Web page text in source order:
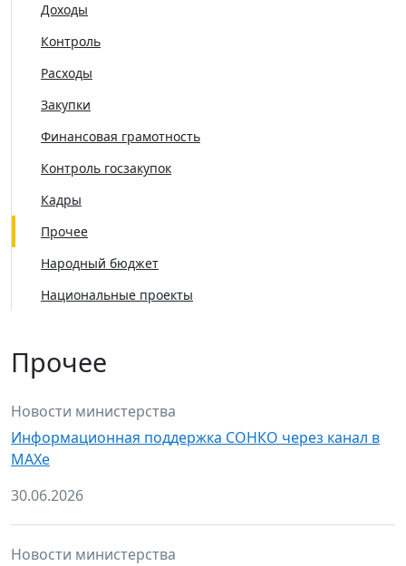
Доходы
Контроль
Расходы
Закупки
Финансовая грамотность
Контроль госзакупок
Кадры
Прочее
Народный бюджет
Национальные проекты
Прочее
Новости министерства
Информационная поддержка СОНКО через канал в
МАХе
30.06.2026
Новости министерства